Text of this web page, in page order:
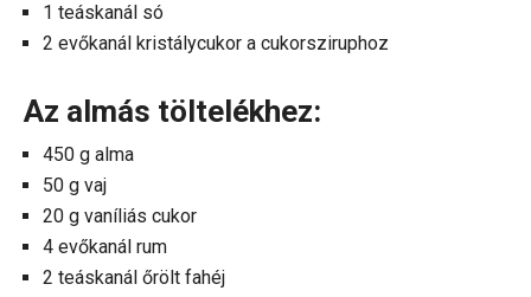
1 teáskanál só
2 evőkanál kristálycukor a cukorsziruphoz
Az almás töltelékhez:
450 g alma
50 g vaj
20 g vaníliás cukor
4 evőkanál rum
2 teáskanál őrölt fahéj